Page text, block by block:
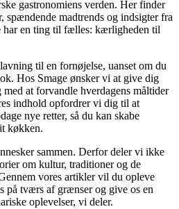
gastronomiens verden. Her finder
madtrends og indsigter fra
har en ting til fælles: kærligheden til
til en fornøjelse, uanset om du
Hos Smage ønsker vi at give dig
at forvandle hverdagens måltider
indhold opfordrer vi dig til at
nye retter, så du kan skabe
køkken.
sammen. Derfor deler vi ikke
om kultur, traditioner og de
vores artikler vil du opleve
på tværs af grænser og give os en
oplevelser, vi deler.